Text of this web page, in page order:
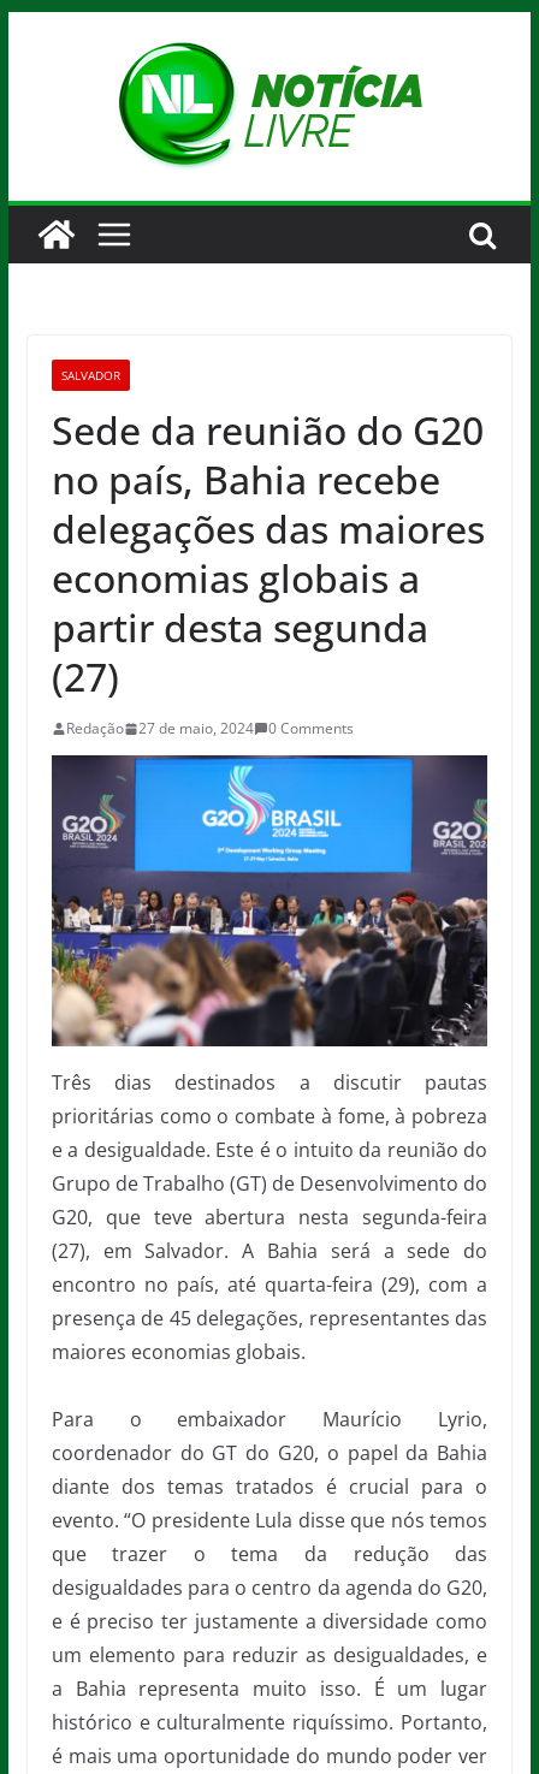
SALVADOR
Sede da reunião do G20
no país, Bahia recebe
delegações das maiores
economias globais a
partir desta segunda
(27)
Redação 27 de maio, 2024 0 Comments
Três dias destinados a discutir pautas
prioritárias como o combate à fome, à pobreza
e a desigualdade. Este é o intuito da reunião do
Grupo de Trabalho (GT) de Desenvolvimento do
G20, que teve abertura nesta segunda-feira
(27), em Salvador. A Bahia será a sede do
encontro no país, até quarta-feira (29), com a
presença de 45 delegações, representantes das
maiores economias globais.
Para o embaixador Maurício Lyrio,
coordenador do GT do G20, o papel da Bahia
diante dos temas tratados é crucial para o
evento. “O presidente Lula disse que nós temos
que trazer o tema da redução das
desigualdades para o centro da agenda do G20,
e é preciso ter justamente a diversidade como
um elemento para reduzir as desigualdades, e
a Bahia representa muito isso. É um lugar
histórico e culturalmente riquíssimo. Portanto,
é mais uma oportunidade do mundo poder ver